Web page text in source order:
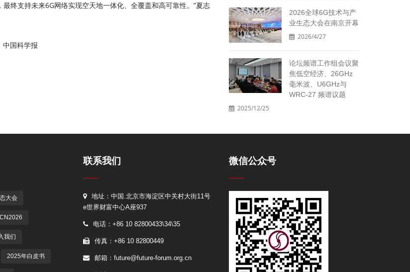
终支持未来6G网络实现空天地一体化、全覆盖和高可靠性。”夏志
中国科学报
2026全球6G技术与产
业生态大会在南京开幕
2026/4/27
论坛频谱工作组会议聚
焦低空经济、26GHz
毫米波、U6GHz与
WRC-27 频谱议题
2025/12/25
大会
我们
2025年白皮书
联系我们
地址：中国.北京市海淀区中关村大街11号
e世界财富中心A座937
电话：+86 10 82800433\34\35
传真：+86 10 82800449
邮箱：future@future-forum.org.cn
微信公众号